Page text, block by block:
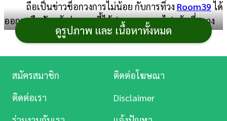
ถือเป็นข่าวช็อกวงการไม่น้อย กับการที่วง Room39 ได้
ออกมายืนยันแล้วว่า ตอนนี้ได้ประกาศยุบวงไปแล้ว ซึ่งทาง
มนและโอ จะยังคงอยู่กับค่ายเลิฟอิสตามเดิม ส่วนทอมจะ
ทอม อิศรา ให้กำลังใจสามี หลัง Room39 ประกาศยุบวง
ดูรูปภาพ และ เนื้อหาทั้งหมด
ดู
หนัง
สมัครสมาชิก
ติดต่อโฆษณา
ติดต่อเรา
Disclaimer